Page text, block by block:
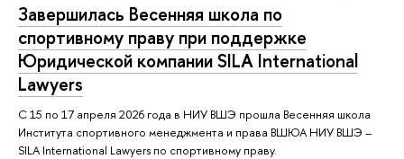
Завершилась Весенняя школа по
спортивному праву при поддержке
Юридической компании SILA International
Lawyers
С 15 по 17 апреля 2026 года в НИУ ВШЭ прошла Весенняя школа
Института спортивного менеджмента и права ВШЮА НИУ ВШЭ –
SILA International Lawyers по спортивному праву.